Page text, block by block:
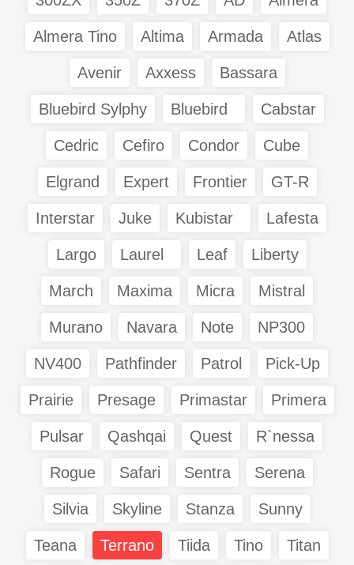
Almera Tino Altima Armada Atlas
Avenir Axxess Bassara
Bluebird Sylphy Bluebird Cabstar
Cedric Cefiro Condor Cube
Elgrand Expert Frontier GT-R
Interstar Juke Kubistar Lafesta
Largo Laurel Leaf Liberty
March Maxima Micra Mistral
Murano Navara Note NP300
NV400 Pathfinder Patrol Pick-Up
Prairie Presage Primastar Primera
Pulsar Qashqai Quest R`nessa
Rogue Safari Sentra Serena
Silvia Skyline Stanza Sunny
Teana Terrano Tiida Tino Titan